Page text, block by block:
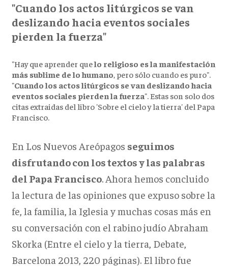
"Cuando los actos litúrgicos se van
deslizando hacia eventos sociales
pierden la fuerza"
"Hay que aprender quelo religioso es la manifestación
más sublime de lo humano, pero sólo cuando es puro".
"Cuando los actos litúrgicos se van deslizando hacia
eventos sociales pierden la fuerza". Estas son solo dos
citas extraidas del libro 'Sobre el cielo y la tierra' del Papa
Francisco.
En Los Nuevos Areópagos seguimos
disfrutando con los textos y las palabras
del Papa Francisco. Ahora hemos concluido
la lectura de las opiniones que expuso sobre la
fe, la familia, la Iglesia y muchas cosas más en
su conversación con el rabino judío Abraham
Skorka (Entre el cielo y la tierra, Debate,
Barcelona 2013, 220 páginas). El libro fue